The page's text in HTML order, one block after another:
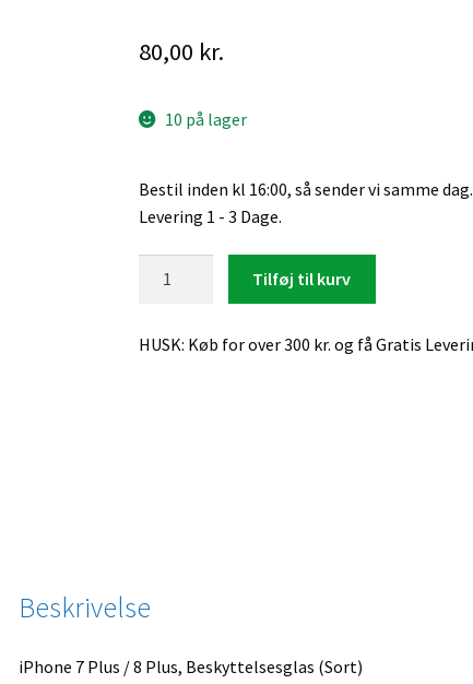
80,00 kr.
10 på lager
Bestil inden kl 16:00, så sender vi samme dag.
Levering 1 - 3 Dage.
/
Tilføj til kurv
HUSK: Køb for over 300 kr. og få Gratis
Beskrivelse
iPhone 7 Plus / 8 Plus, Beskyttelsesglas (Sort)